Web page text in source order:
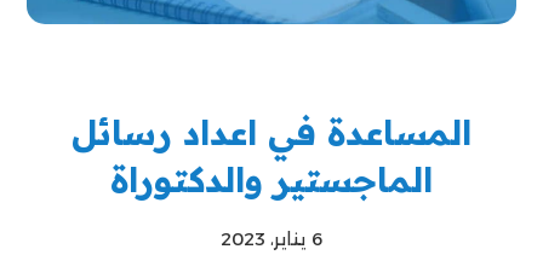
المساعدة في اعداد رسائل
الماجستير والدكتوراة
6 يناير، 2023